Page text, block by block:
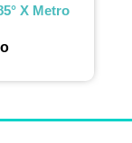
X Metro